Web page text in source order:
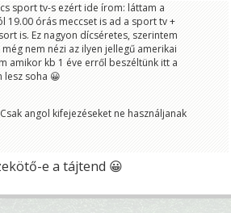
sport tv-s ezért ide írom: láttam a
órás meccset is ad a sport tv +
is. Ez nagyon dícséretes, szerintem
nem nézi az ilyen jellegű amerikai
amikor kb 1 éve erről beszéltünk itt a
soha 😀
angol kifejezéseket ne használjanak
e a tájtend 😀